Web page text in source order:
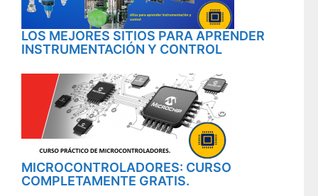
LOS MEJORES SITIOS PARA APRENDER
INSTRUMENTACIÓN Y CONTROL
MICROCONTROLADORES: CURSO
COMPLETAMENTE GRATIS.